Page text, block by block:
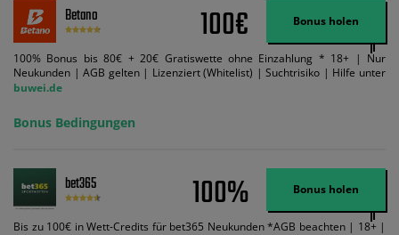
Betano 100€ Bonus holen
100% Bonus bis 80€ + 20€ Gratiswette ohne Einzahlung * 18+ | Nur
Neukunden | AGB gelten | Lizenziert (Whitelist) | Suchtrisiko | Hilfe unter
buwei.de
Bonus Bedingungen
bet365 100% Bonus holen
Bis zu 100€ in Wett-Credits für bet365 Neukunden *AGB beachten | 18+ |